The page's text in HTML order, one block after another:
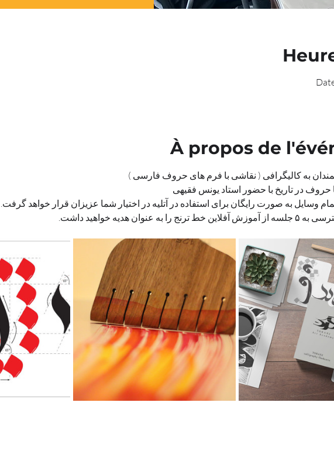
À propos de
به کالیگرافی ( نقاشی با فرم های حروف فارسی )
در تاریخ با حضور استاد یونس فقیهی
وسایل به صورت رایگان برای استفاده در آتلیه در اختیار شما عزیزان قرار خواهد
عنوان هدیه خواهید داشت.